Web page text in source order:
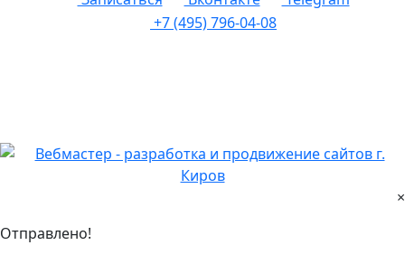
+7 (495) 796-04-08
×
Отправлено!